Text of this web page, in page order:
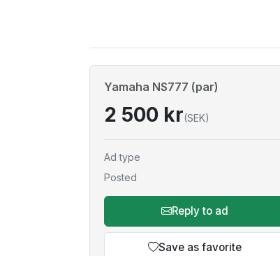
Yamaha NS777 (par)
2 500 kr(SEK)
Ad type
Posted
Reply to ad
Save as favorite